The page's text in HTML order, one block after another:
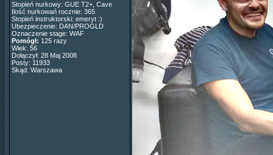
Stopień nurkowy: GUE T2+, Cave
Ilość nurkowań rocznie: 365
Stopień instruktorski: emeryt :)
Ubezpieczenie: DAN/PROGLD
Oznaczenie stage: WAF
Pomógł: 125 razy
Wiek: 56
Dołączył: 28 Maj 2008
Posty: 11933
Skąd: Warszawa